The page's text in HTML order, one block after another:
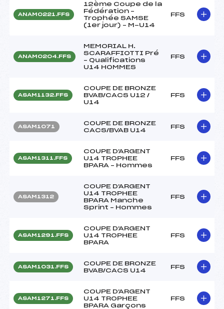
ANAM0221.FFS
12ème Coupe de la
Fédération –
Trophée SAMSE
(1er jour) – M-U14
FFS
ANAM0204.FFS
MEMORIAL H.
SCARAFFIOTTI Pré
– Qualifications
U14 HOMMES
FFS
ASAM1132.FFS
COUPE DE BRONZE
BVAB/CACS U12 /
U14
FFS
ASAM1071
COUPE DE BRONZE
CACS/BVAB U14
FFS
ASAM1311.FFS
COUPE D'ARGENT
U14 TROPHEE
BPARA – Hommes
FFS
ASAM1312
COUPE D'ARGENT
U14 TROPHEE
BPARA Manche
Sprint – Hommes
FFS
ASAM1291.FFS
COUPE D'ARGENT
U14 TROPHEE
BPARA
FFS
ASAM1031.FFS
COUPE DE BRONZE
BVAB/CACS U14
FFS
ASAM1271.FFS
COUPE D'ARGENT
U14 TROPHEE
BPARA Garçons
FFS